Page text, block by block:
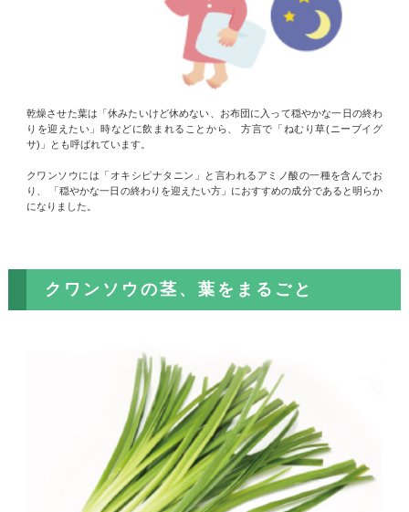
乾燥させた葉は「休みたいけど休めない、お布団に入って穏やかな一日の終わ
りを迎えたい」時などに飲まれることから、 方言で「ねむり草(ニーブイグ
サ)」とも呼ばれています。
クワンソウには「オキシピナタニン」と言われるアミノ酸の一種を含んでお
り、 「穏やかな一日の終わりを迎えたい方」におすすめの成分であると明らか
になりました。
クワンソウの茎、葉をまるごと